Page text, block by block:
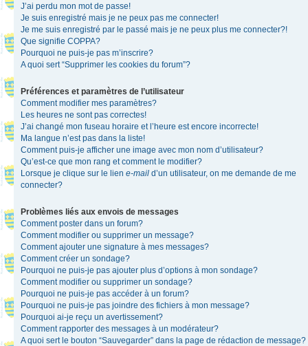
J’ai perdu mon mot de passe!
Je suis enregistré mais je ne peux pas me connecter!
Je me suis enregistré par le passé mais je ne peux plus me connecter?!
Que signifie COPPA?
Pourquoi ne puis-je pas m’inscrire?
A quoi sert “Supprimer les cookies du forum”?
Préférences et paramètres de l’utilisateur
Comment modifier mes paramètres?
Les heures ne sont pas correctes!
J’ai changé mon fuseau horaire et l’heure est encore incorrecte!
Ma langue n’est pas dans la liste!
Comment puis-je afficher une image avec mon nom d’utilisateur?
Qu’est-ce que mon rang et comment le modifier?
Lorsque je clique sur le lien e-mail d’un utilisateur, on me demande de me
connecter?
Problèmes liés aux envois de messages
Comment poster dans un forum?
Comment modifier ou supprimer un message?
Comment ajouter une signature à mes messages?
Comment créer un sondage?
Pourquoi ne puis-je pas ajouter plus d’options à mon sondage?
Comment modifier ou supprimer un sondage?
Pourquoi ne puis-je pas accéder à un forum?
Pourquoi ne puis-je pas joindre des fichiers à mon message?
Pourquoi ai-je reçu un avertissement?
Comment rapporter des messages à un modérateur?
A quoi sert le bouton “Sauvegarder” dans la page de rédaction de message?